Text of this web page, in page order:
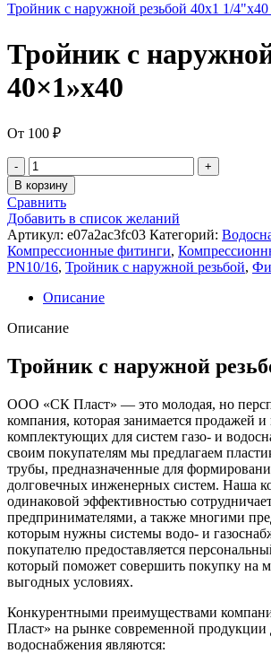
Тройник с наружной резьбой 40x1 1/4"x40
Тройник с
40×1»x40
От 100 ₽
В корзину
Сравнить
Добавить в список желаний
Артикул: e07a2ac3fc03 Категорий:
Компрессионные фитинги,
PN10/16, Тройник с наружной резьбой,
Описание
Описание
Тройник с наружной
ООО «СК Пласт» — это молодая, но
компания, которая занимается продажей и
комплектующих для систем газо- и
своим покупателям мы предлагаем
трубы, предназначенные для
долговечных инженерных систем. Наша
одинаковой эффективностью
предпринимателями, а также многими
которым нужны системы водо- и
покупателю предоставляется
который поможет совершить покупку на
выгодных условиях.
Конкурентными преимуществами
Пласт» на рынке современной продукции
водоснабжения являются: